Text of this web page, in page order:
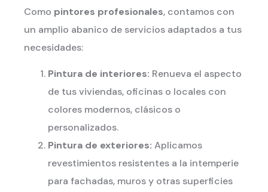
Como pintores profesionales, contamos con
un amplio abanico de servicios adaptados a tus
necesidades:
Pintura de interiores: Renueva el aspecto
de tus viviendas, oficinas o locales con
colores modernos, clásicos o
personalizados.
Pintura de exteriores: Aplicamos
revestimientos resistentes a la intemperie
para fachadas, muros y otras superficies